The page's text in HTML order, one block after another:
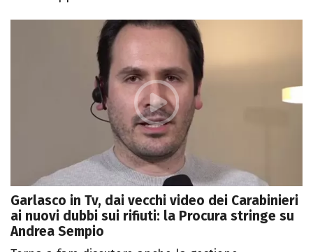
Garlasco in Tv, dai vecchi video dei Carabinieri
ai nuovi dubbi sui rifiuti: la Procura stringe su
Andrea Sempio